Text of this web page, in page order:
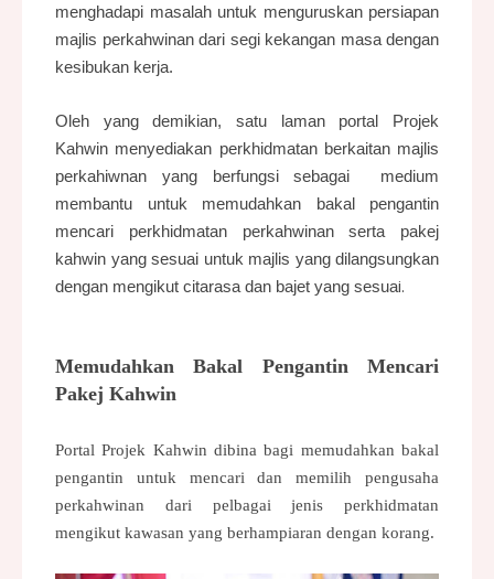
menghadapi masalah untuk menguruskan persiapan
majlis perkahwinan dari segi kekangan masa dengan
kesibukan kerja.
Oleh yang demikian, satu laman
portal Projek
Kahwin menyediakan perkhidmatan berkaitan majlis
perkahiwnan yang berfungsi sebagai medium
membantu untuk memudahkan bakal pengantin
mencari perkhidmatan perkahwinan serta pakej
kahwin yang sesuai untuk majlis yang dilangsungkan
dengan mengikut citarasa dan bajet yang sesuai.
Memudahkan Bakal Pengantin Mencari
Pakej Kahwin
Portal Projek Kahwin dibina bagi memudahkan bakal
pengantin untuk mencari dan memilih pengusaha
perkahwinan dari pelbagai jenis perkhidmatan
mengikut kawasan yang berhampiaran dengan korang.